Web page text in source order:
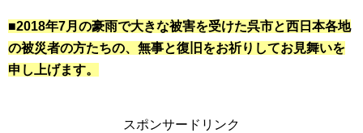
■2018年7月の豪雨で大きな被害を受けた呉市と西日本各地
の被災者の方たちの、無事と復旧をお祈りしてお見舞いを
申し上げます。
スポンサードリンク